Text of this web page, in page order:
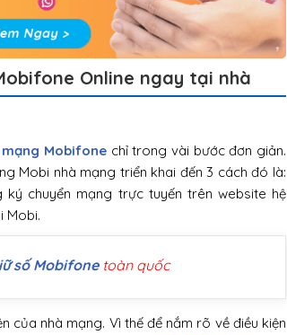
Online ngay tại nhà
Mobifone chỉ trong vài bước đơn giản.
Mobi nhà mạng triển khai đến 3 cách đó là:
chuyển mạng trực tuyến trên website hệ
Mobi.
số Mobifonetoàn quốc
của nhà mạng. Vì thế để nắm rõ về điều kiện